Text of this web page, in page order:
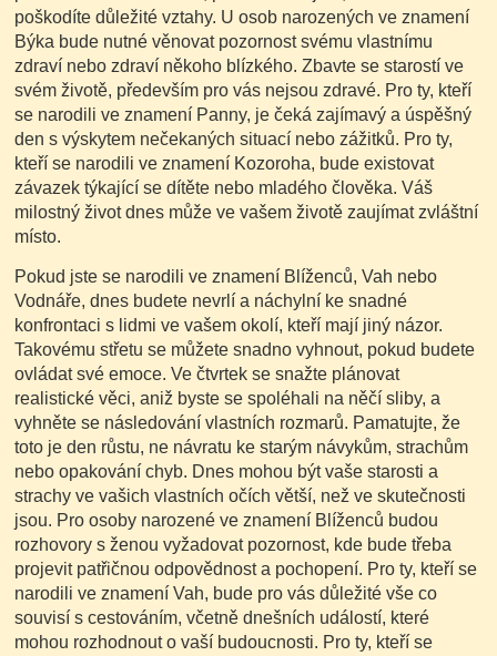
poškodíte důležité vztahy. U osob narozených ve znamení
Býka bude nutné věnovat pozornost svému vlastnímu
zdraví nebo zdraví někoho blízkého. Zbavte se starostí ve
svém životě, především pro vás nejsou zdravé. Pro ty, kteří
se narodili ve znamení Panny, je čeká zajímavý a úspěšný
den s výskytem nečekaných situací nebo zážitků. Pro ty,
kteří se narodili ve znamení Kozoroha, bude existovat
závazek týkající se dítěte nebo mladého člověka. Váš
milostný život dnes může ve vašem životě zaujímat zvláštní
místo.
Pokud jste se narodili ve znamení Blíženců, Vah nebo
Vodnáře, dnes budete nevrlí a náchylní ke snadné
konfrontaci s lidmi ve vašem okolí, kteří mají jiný názor.
Takovému střetu se můžete snadno vyhnout, pokud budete
ovládat své emoce. Ve čtvrtek se snažte plánovat
realistické věci, aniž byste se spoléhali na něčí sliby, a
vyhněte se následování vlastních rozmarů. Pamatujte, že
toto je den růstu, ne návratu ke starým návykům, strachům
nebo opakování chyb. Dnes mohou být vaše starosti a
strachy ve vašich vlastních očích větší, než ve skutečnosti
jsou. Pro osoby narozené ve znamení Blíženců budou
rozhovory s ženou vyžadovat pozornost, kde bude třeba
projevit patřičnou odpovědnost a pochopení. Pro ty, kteří se
narodili ve znamení Vah, bude pro vás důležité vše co
souvisí s cestováním, včetně dnešních událostí, které
mohou rozhodnout o vaší budoucnosti. Pro ty, kteří se